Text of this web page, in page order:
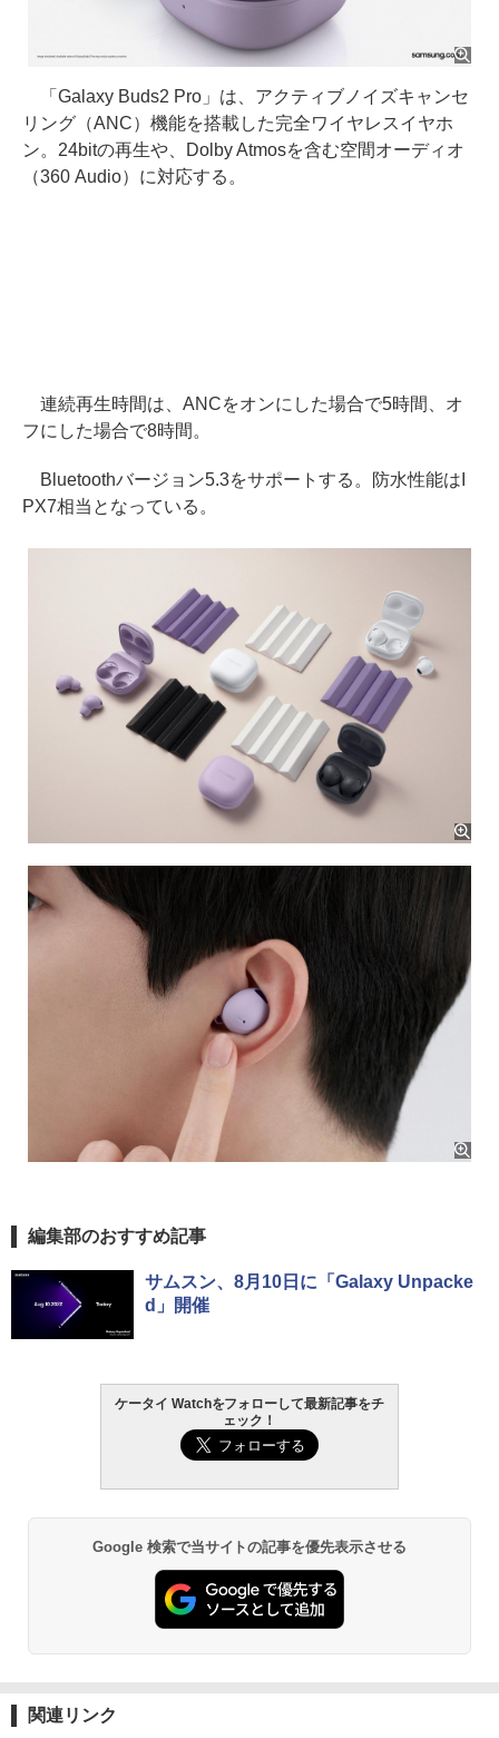
「Galaxy Buds2 Pro」は、アクティブノイズキャンセ
リング（ANC）機能を搭載した完全ワイヤレスイヤホ
ン。24bitの再生や、Dolby Atmosを含む空間オーディオ
（360 Audio）に対応する。
連続再生時間は、ANCをオンにした場合で5時間、オ
フにした場合で8時間。
Bluetoothバージョン5.3をサポートする。防水性能はI
PX7相当となっている。
編集部のおすすめ記事
サムスン、8月10日に「Galaxy Unpacke
d」開催
ケータイ Watchをフォローして最新記事をチ
ェック！
Google 検索で当サイトの記事を優先表示させる
関連リンク